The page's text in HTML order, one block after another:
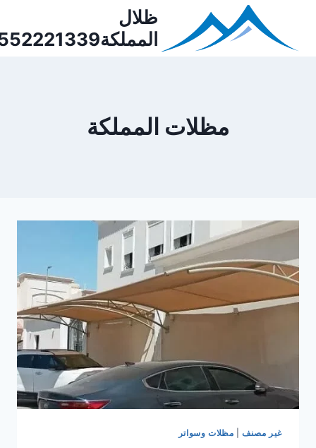
content
ظلال
المملكة0552221339
مظلات المملكة
غير مصنف| مظلات وسواتر